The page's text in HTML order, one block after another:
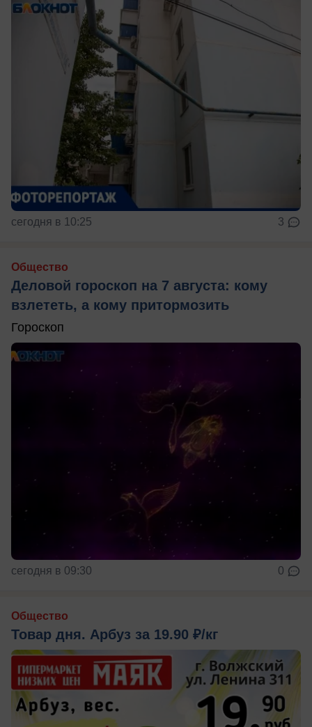
сегодня в 10:25 3
Общество
Деловой гороскоп на 7 августа: кому
взлететь, а кому притормозить
Гороскоп
сегодня в 09:30 0
Общество
Товар дня. Арбуз за 19.90 ₽/кг